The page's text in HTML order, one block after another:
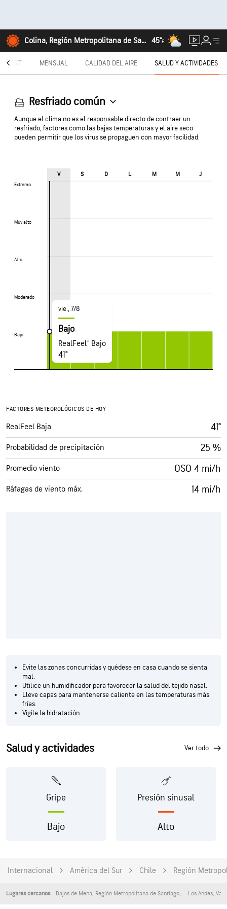
Colina, Región Metropolitana de Santiago 45°F
MENSUAL CALIDAD DEL AIRE SALUD Y ACTIVIDADES
Resfriado común
Aunque el clima no es el responsable directo de contraer un
resfriado, factores como las bajas temperaturas y el aire seco
pueden permitir que los virus se propaguen con mayor facilidad.
Extremo
Muy alto
Alto
Moderado
Bajo
V S D L M M J
Extremo
Muy alto
Alto
Moderado
Bajo
vie., 7/8
Bajo
RealFeel® Bajo
41°
FACTORES METEOROLÓGICOS DE HOY
RealFeel Baja 41°
Probabilidad de precipitación 25 %
Promedio viento OSO 4 mi/h
Ráfagas de viento máx. 14 mi/h
Evite las zonas concurridas y quédese en casa cuando se sienta
mal.
Utilice un humidificador para favorecer la salud del tejido nasal.
Lleve capas para mantenerse caliente en las temperaturas más
frías.
Vigile la hidratación.
Salud y actividades ver todo
Gripe
Bajo
Presión sinusal
Alto
Internacional América del Sur Chile Región
Lugares cercanos: Bajos de Mena, Región Metropolitana de Santiago Los Andes,